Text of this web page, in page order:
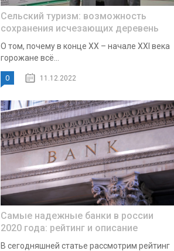
Сельский туризм: возможность
сохранения исчезающих деревень
О том, почему в конце XX – начале XXI века
горожане всё...
0 11.12.2022
Самые надежные банки в россии
2020 года: рейтинг и описание
В сегодняшней статье рассмотрим рейтинг